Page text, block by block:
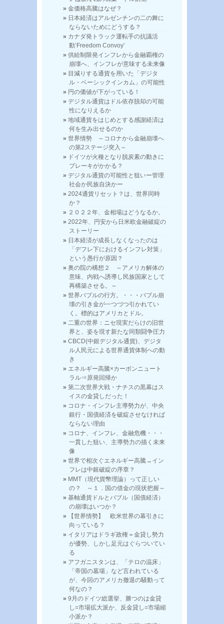
金価格高騰はなぜ？
日本経済はアルゼンチンの二の舞に
ならないためにどうする？
カナダ発トラック運転手の抗議活
動’Freedom Convoy’
供給制限発インフレから金融覇権の
崩壊へ、インフレが意味する未来像
目減りする通貨を用いた「デジタ
ル・ベーシックインカム」の可能性
円の価値が下がっている！
デジタル通貨はドル依存脱却の可能
性になりえるか
地域通貨をはじめとする感謝経済は
何を生み出せるのか
世界情勢 ～コロナから金融崩壊へ
の第2ステージ突入～
ドイツが火種となり脱炭素の動きに
ブレーキがかかる？
デジタル通貨の可能性と狙いー管理
社会か民族自決かー
2024通貨リセット？は、世界同時
か？
２０２２年、金相場はどうなるか。
2022年、円安から日米欧金融破綻の
ストーリー
日本経済が成長しなくなったのは
「デフレ下におけるインフレ対策」
という愚行が原因？
奥の院の構想２ ～アメリカ解体の
意味、内戦へ誘導し民族国家として
再構築させる。～
世界バブルの行方。・・・バブル崩
壊の引き金が一つづつ引かれてい
く。標的はアメリカとドル。
二重の世界：ニセ現実だらけの旧世
界と、姿を現す新たな同類闘争圧力
CBCD(中銀デジタル通貨)、デジタ
ル人民元による世界通貨体制への動
き
エネルギー高騰×カーボンニュート
ラル⇒原発回帰か
第二次世界大戦・ナチスの黒幕はス
イスの金貸しだった！
コロナ・インフレ主導勢力が、中央
銀行・国債経済を破綻させなければ
ならない理由
コロナ、インフレ、金融危機・・・
一貫した狙い、主導勢力の描く未来
像
世界で相次ぐエネルギー高騰→イン
フレは中銀破綻の序章？
MMT（現代貨幣理論）って正しい
の？ ～１．国の借金の現状把握～
基軸通貨ドルとバブル（国債経済）
の崩壊はいつか？
【世界情勢】 欧米世界の幕引きに
向っている？
イタリアはドラギ政権＝金貸し勢力
が優勢、しかし足元はぐらついてい
る
アフガニスタンは、「テロの温床」
「帝国の墓場」など言われている
が、今回のアメリカ撤退の騒動って
何なの？
9月のドイツ総選挙、勝つのは金貸
し=市場拡大派か、反金貸し=市場縮
小派か？